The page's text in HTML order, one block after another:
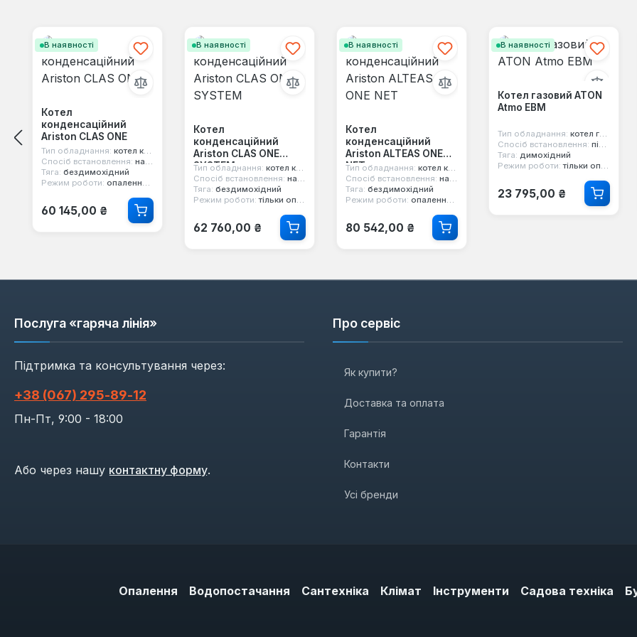
В наявності
Котел
конденсаційний
Ariston CLAS ONE
Тип обладнання: котел конденсаційний
Спосіб встановлення: настінний
Тяга: бездимохідний
Режим роботи: опалення та гаряча вода
Звичайна ціна:
60 145,00 ₴
В наявності
Котел
конденсаційний
Ariston CLAS ONE
SYSTEM
Тип обладнання: котел конденсаційний
Спосіб встановлення: настінний
Тяга: бездимохідний
Режим роботи: тільки опалення
Звичайна ціна:
62 760,00 ₴
В наявності
Котел
конденсаційний
Ariston ALTEAS ONE
NET
Тип обладнання: котел конденсаційний
Спосіб встановлення: настінний
Тяга: бездимохідний
Режим роботи: опалення та гаряча вода
Звичайна ціна:
80 542,00 ₴
В наявності
Котел газовий ATON
Atmo ЕВМ
Тип обладнання: котел газовий
Спосіб встановлення: підлоговий
Тяга: димохідний
Режим роботи: тільки опалення
Звичайна ціна:
23 795,00 ₴
Послуга «гаряча лінія»
Підтримка та консультування через:
+38 (067) 295‑89‑12
Пн-Пт, 9:00 - 18:00
Або через нашу контактну форму.
Про сервіс
Як купити?
Доставка та оплата
Гарантія
Контакти
Усі бренди
Опалення Водопостачання Сантехніка Клімат Інструменти Садова техніка